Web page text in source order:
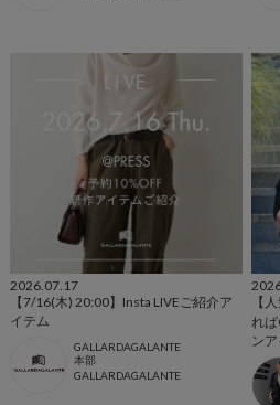
2026.07.17
【7/16(木) 20:00】Insta LIVEご紹介ア
イテム
GALLARDAGALANTE
本部
GALLARDAGALANTE
【
れ
ン